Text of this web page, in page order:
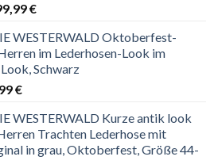
€
€Aktueller
ist:
199,99 €.
WESTERWALD Oktoberfest-
im Lederhosen-Look im
Schwarz
€
€Aktueller
ist:
49,99 €.
WESTERWALD Kurze antik look
Trachten Lederhose mit
in grau, Oktoberfest, Größe 44-